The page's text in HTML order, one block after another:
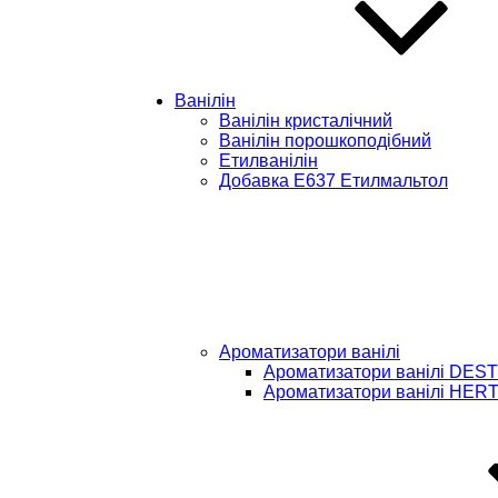
Ванілін
Ванілін кристалічний
Ванілін порошкоподібний
Етилванілін
Добавка Е637 Етилмальтол
Ароматизатори ванілі
Ароматизатори ванілі
Ароматизатори ванілі